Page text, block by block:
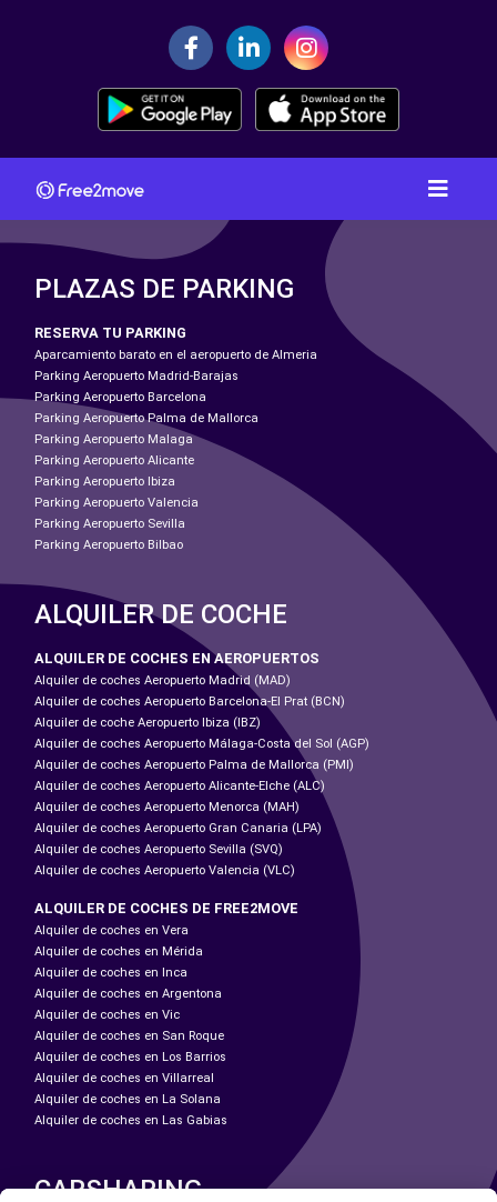
PLAZAS DE PARKING
RESERVA TU PARKING
Aparcamiento barato en el aeropuerto de Almeria
Parking Aeropuerto Madrid-Barajas
Parking Aeropuerto Barcelona
Parking Aeropuerto Palma de Mallorca
Parking Aeropuerto Malaga
Parking Aeropuerto Alicante
Parking Aeropuerto Ibiza
Parking Aeropuerto Valencia
Parking Aeropuerto Sevilla
Parking Aeropuerto Bilbao
ALQUILER DE COCHE
ALQUILER DE COCHES EN AEROPUERTOS
Alquiler de coches Aeropuerto Madrid (MAD)
Alquiler de coches Aeropuerto Barcelona-El Prat (BCN)
Alquiler de coche Aeropuerto Ibiza (IBZ)
Alquiler de coches Aeropuerto Málaga-Costa del Sol (AGP)
Alquiler de coches Aeropuerto Palma de Mallorca (PMI)
Alquiler de coches Aeropuerto Alicante-Elche (ALC)
Alquiler de coches Aeropuerto Menorca (MAH)
Alquiler de coches Aeropuerto Gran Canaria (LPA)
Alquiler de coches Aeropuerto Sevilla (SVQ)
Alquiler de coches Aeropuerto Valencia (VLC)
ALQUILER DE COCHES DE FREE2MOVE
Alquiler de coches en Vera
Alquiler de coches en Mérida
Alquiler de coches en Inca
Alquiler de coches en Argentona
Alquiler de coches en Vic
Alquiler de coches en San Roque
Alquiler de coches en Los Barrios
Alquiler de coches en Villarreal
Alquiler de coches en La Solana
Alquiler de coches en Las Gabias
CARSHARING